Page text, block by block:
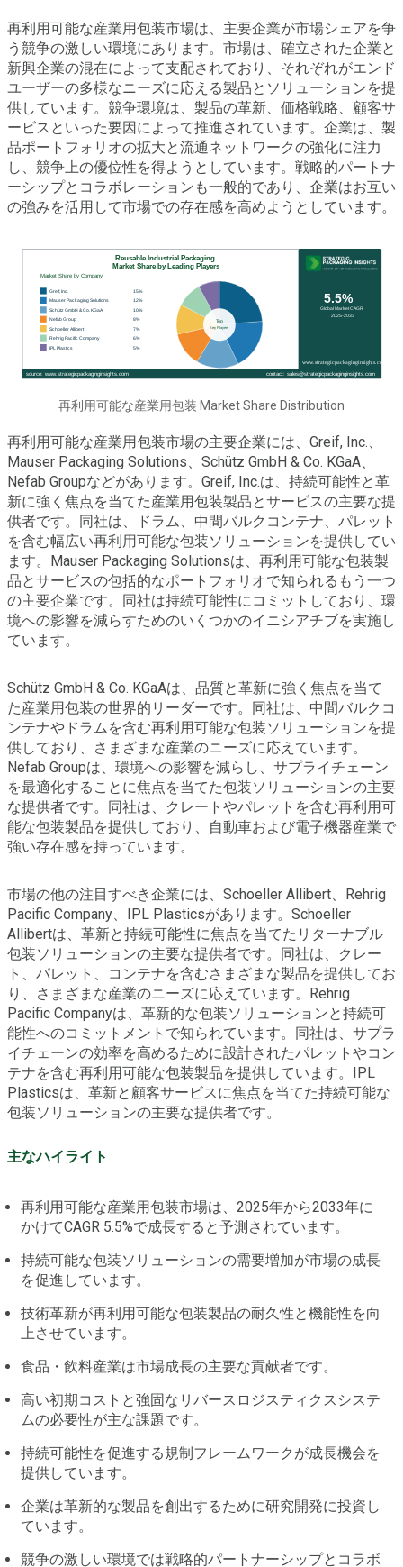
再利用可能な産業用包装市場は、主要企業が市場シェアを争
う競争の激しい環境にあります。市場は、確立された企業と
新興企業の混在によって支配されており、それぞれがエンド
ユーザーの多様なニーズに応える製品とソリューションを提
供しています。競争環境は、製品の革新、価格戦略、顧客サ
ービスといった要因によって推進されています。企業は、製
品ポートフォリオの拡大と流通ネットワークの強化に注力
し、競争上の優位性を得ようとしています。戦略的パートナ
ーシップとコラボレーションも一般的であり、企業はお互い
の強みを活用して市場での存在感を高めようとしています。
再利用可能な産業用包装 Market Share Distribution
再利用可能な産業用包装市場の主要企業には、Greif, Inc.、
Mauser Packaging Solutions、Schütz GmbH & Co. KGaA、
Nefab Groupなどがあります。Greif, Inc.は、持続可能性と革
新に強く焦点を当てた産業用包装製品とサービスの主要な提
供者です。同社は、ドラム、中間バルクコンテナ、パレット
を含む幅広い再利用可能な包装ソリューションを提供してい
ます。Mauser Packaging Solutionsは、再利用可能な包装製
品とサービスの包括的なポートフォリオで知られるもう一つ
の主要企業です。同社は持続可能性にコミットしており、環
境への影響を減らすためのいくつかのイニシアチブを実施し
ています。
Schütz GmbH & Co. KGaAは、品質と革新に強く焦点を当て
た産業用包装の世界的リーダーです。同社は、中間バルクコ
ンテナやドラムを含む再利用可能な包装ソリューションを提
供しており、さまざまな産業のニーズに応えています。
Nefab Groupは、環境への影響を減らし、サプライチェーン
を最適化することに焦点を当てた包装ソリューションの主要
な提供者です。同社は、クレートやパレットを含む再利用可
能な包装製品を提供しており、自動車および電子機器産業で
強い存在感を持っています。
市場の他の注目すべき企業には、Schoeller Allibert、Rehrig
Pacific Company、IPL Plasticsがあります。Schoeller
Allibertは、革新と持続可能性に焦点を当てたリターナブル
包装ソリューションの主要な提供者です。同社は、クレー
ト、パレット、コンテナを含むさまざまな製品を提供してお
り、さまざまな産業のニーズに応えています。Rehrig
Pacific Companyは、革新的な包装ソリューションと持続可
能性へのコミットメントで知られています。同社は、サプラ
イチェーンの効率を高めるために設計されたパレットやコン
テナを含む再利用可能な包装製品を提供しています。IPL
Plasticsは、革新と顧客サービスに焦点を当てた持続可能な
包装ソリューションの主要な提供者です。
主なハイライト
再利用可能な産業用包装市場は、2025年から2033年に
かけてCAGR 5.5%で成長すると予測されています。
持続可能な包装ソリューションの需要増加が市場の成長
を促進しています。
技術革新が再利用可能な包装製品の耐久性と機能性を向
上させています。
食品・飲料産業は市場成長の主要な貢献者です。
高い初期コストと強固なリバースロジスティクスシステ
ムの必要性が主な課題です。
持続可能性を促進する規制フレームワークが成長機会を
提供しています。
企業は革新的な製品を創出するために研究開発に投資し
ています。
競争の激しい環境では戦略的パートナーシップとコラボ